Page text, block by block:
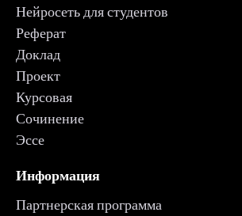
Нейросеть для студентов
Реферат
Доклад
Проект
Курсовая
Сочинение
Эссе
Информация
Партнерская программа